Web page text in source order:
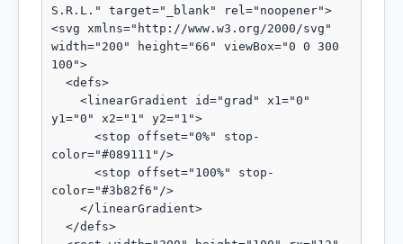
S.R.L." target="_blank" rel="noopener">
<svg xmlns="http://www.w3.org/2000/svg"
width="200" height="66" viewBox="0 0 300
100">
y1="0" x2="1" y2="1">
color="#089111"/>
color="#3b82f6"/>